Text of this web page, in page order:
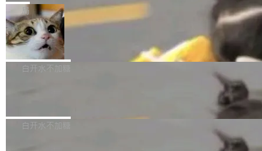
是把这段空隙补上。 回退到任何一次编辑：Delt
aDB 捕获 commit 之间的每一次操作，...
微软同期总资本开支的四成。 与亚马逊、Alpha
bet、微软以及 Meta 等传统科技巨头相比，Spa
ceXAI的资金消耗速度尤为引人瞩目。然而，支
撑庞大支出的资金来源却呈现出截然不同的面
貌。数据显示，微软和 Meta 主要依托充沛的经
一个在终端里运行的编程 agent；Muse Spark
1.2，驱动这个 agent 的新模型。一句话概括：
你可以用 curl -fsSL https://dev.meta.ai/install.
sh | bash 安装一个能在大项目里自动规划、写
代码、验证结果的 AI 终端工具。 据介绍，Muse
个主 agent 循环，外加一组后台 agent。这些后
局
美团开源 LoHoSearch，用知识图谱校
准 AI 能力认知
机器出题的前提，是让机器拥有全局视野。整个
构建流程可以分为四个环节：建图 → 控制难度
白开水不加糖
库，并将作为transport接入Mooncake TENT。
白开水不加糖